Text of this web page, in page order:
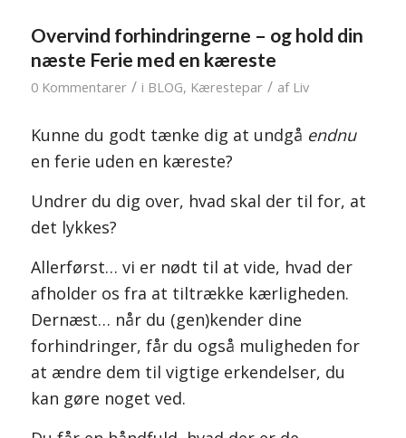
Overvind forhindringerne – og hold din
næste Ferie med en kæreste
0 Kommentarer / i BLOG, Kærestepar / af Liv
Kunne du godt tænke dig at undgå endnu
en ferie uden en kæreste?
Undrer du dig over, hvad skal der til for, at
det lykkes?
Allerførst… vi er nødt til at vide, hvad der
afholder os fra at tiltrække kærligheden.
Dernæst… når du (gen)kender dine
forhindringer, får du også muligheden for
at ændre dem til vigtige erkendelser, du
kan gøre noget ved.